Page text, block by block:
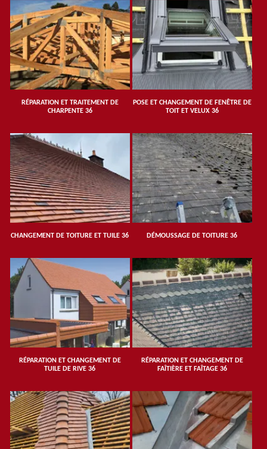
RÉPARATION ET TRAITEMENT DE
CHARPENTE 36
POSE ET CHANGEMENT DE FENÊTRE DE
TOIT ET VELUX 36
CHANGEMENT DE TOITURE ET TUILE 36 DÉMOUSSAGE DE TOITURE 36
RÉPARATION ET CHANGEMENT DE
TUILE DE RIVE 36
RÉPARATION ET CHANGEMENT DE
FAÎTIÈRE ET FAÎTAGE 36